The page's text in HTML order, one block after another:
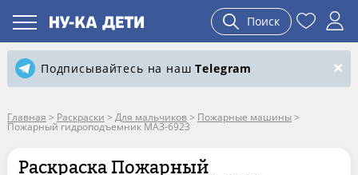
Поиск
Подписывайтесь на нашTelegram
Главная > Раскраски > Для мальчиков> Пожарные машины >
Пожарный гидроподъемник МАЗ-6923
Раскраска Пожарный